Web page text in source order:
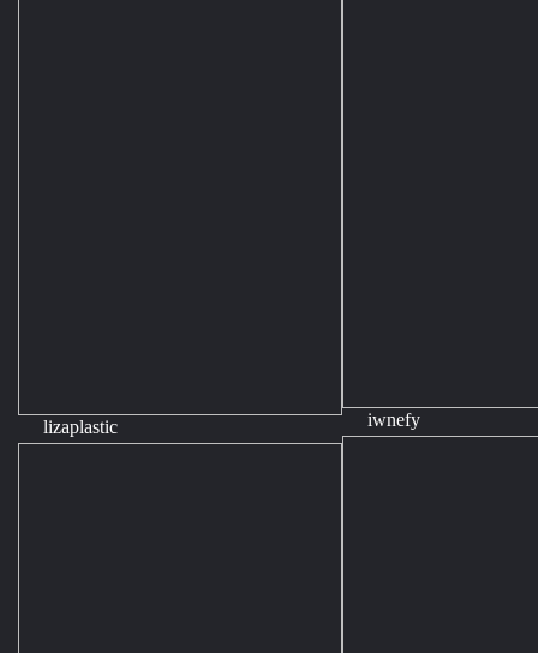
lizaplastic iwnefy